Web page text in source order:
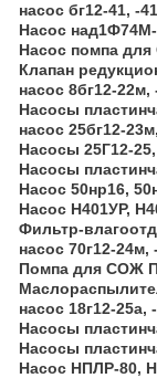
насос бг12-41, -
Насос
Насос помпа
Клапан
насос 8бг12-
Насосы
насос 25бг12-
Насосы 25Г12-
Насосы
Насос 50нр16,
Насос Н401УР,
Фильтр-
насос 70г12-24м,
Помпа для СОЖ
насос 18г12-25а,
Насосы
Насосы
Насос НПЛР-80,